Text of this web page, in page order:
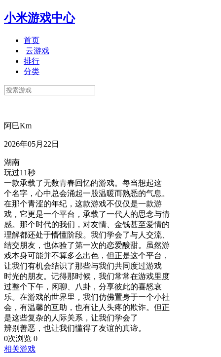
小米游戏中心
首页
云游戏
排行
分类
阿巳Km
2026年05月22日
湖南
玩过11秒
一款承载了无数青春回忆的游戏。每当想起这
个名字，心中总会涌起一股温暖而熟悉的气息。
在那个青涩的年纪，这款游戏不仅仅是一款游
戏，它更是一个平台，承载了一代人的思念与情
感。那个时代的我们，对友情、金钱甚至爱情的
理解都还处于懵懂阶段。我们学会了与人交流、
结交朋友，也体验了第一次的恋爱酸甜。虽然游
戏本身可能并不算多么出色，但正是这个平台，
让我们有机会结识了那些与我们共同度过游戏
时光的朋友。记得那时候，我们常常在游戏里度
过整个下午，闲聊、八卦，分享彼此的喜怒哀
乐。在游戏的世界里，我们仿佛置身于一个小社
会，有温馨的互助，也有让人头疼的欺诈。但正
是这些复杂的人际关系，让我们学会了
辨别善恶，也让我们懂得了友谊的真谛。
0次浏览 0
相关游戏